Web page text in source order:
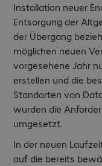
Installation neuer
Entsorgung der
der Übergang
möglichen neuen
vorgesehene Jahr
erstellen und die
Standorten von
wurden die
umgesetzt.
In der neuen
auf die bereits